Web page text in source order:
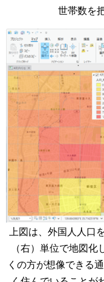
世帯数を
上図は、外国人人口
（右）単位で地図
くの方が想像できる